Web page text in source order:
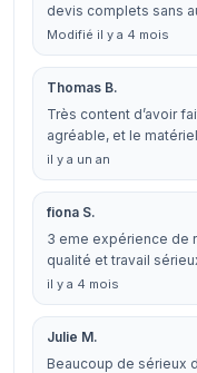
devis complets sans
Modifié il y a 4 mois
Thomas B.
Très content d’avoir
agréable, et le
il y a un an
fiona S.
3 eme expérience de
qualité et travail
il y a 4 mois
Julie M.
Beaucoup de sérieux